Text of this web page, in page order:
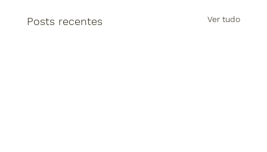
Posts recentes Ver tudo